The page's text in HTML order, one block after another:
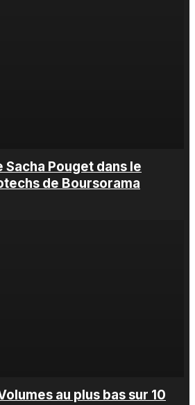
Pouget dans le
de Boursorama
au plus bas sur 10